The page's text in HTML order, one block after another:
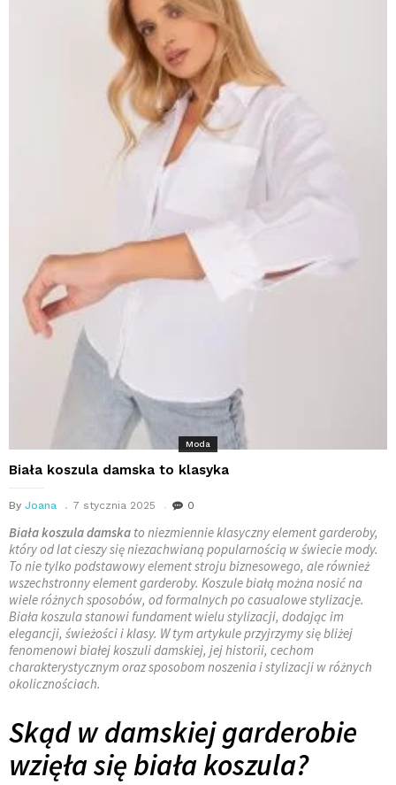
Moda
Biała koszula damska to klasyka
By Joana 7 stycznia 2025 0
Biała koszula damska to niezmiennie klasyczny element garderoby,
który od lat cieszy się niezachwianą popularnością w świecie mody.
To nie tylko podstawowy element stroju biznesowego, ale również
wszechstronny element garderoby. Koszule białą można nosić na
wiele różnych sposobów, od formalnych po casualowe stylizacje.
Biała koszula stanowi fundament wielu stylizacji, dodając im
elegancji, świeżości i klasy. W tym artykule przyjrzymy się bliżej
fenomenowi białej koszuli damskiej, jej historii, cechom
charakterystycznym oraz sposobom noszenia i stylizacji w różnych
okolicznościach.
Skąd w damskiej garderobie
wzięła się biała koszula?